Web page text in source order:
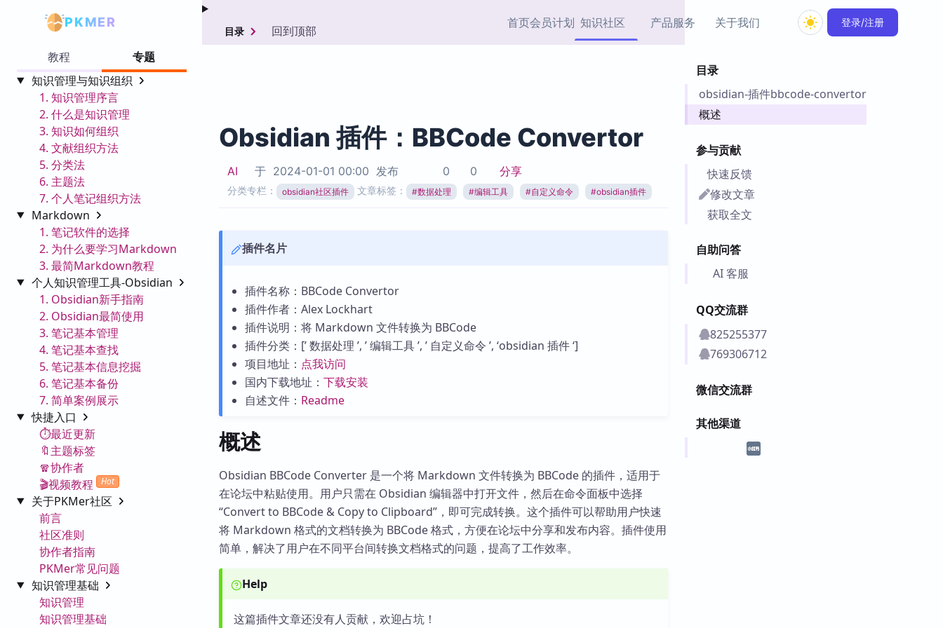
PKMER 首页会员计划 知识社区
协作者
热门链接 Top5
产品服务
载
加速访问 Obsidian 官方
市场
Obsidian 思维导图插件
插件
Zettelkasten 实践示例
Obsidian 教程
关于我们 登录/注册
教程
专题
知识管理与知识组织
1. 知识管理序言
2. 什么是知识管理
3. 知识如何组织
4. 文献组织方法
5. 分类法
6. 主题法
7. 个人笔记组织方法
Markdown
1. 笔记软件的选择
2. 为什么要学习Markdown
3. 最简Markdown教程
个人知识管理工具-Obsidian
1. Obsidian新手指南
2. Obsidian最简使用
3. 笔记基本管理
4. 笔记基本查找
5. 笔记基本信息挖掘
6. 笔记基本备份
7. 简单案例展示
快捷入口
⏱️最近更新
🔖主题标签
🧣协作者
🎬视频教程
Hot
关于PKMer社区
前言
社区准则
协作者指南
PKMer常见问题
知识管理基础
知识管理
知识管理基础
目录
obsidian-插件bbcode-convertor
概述
参与贡献
快速反馈
修改文章
获取全文
自助问答
AI 客服
QQ交流群
825255377
769306712
微信交流群
其他渠道
目录 回到顶部
Obsidian 插件：BBCode Convertor
AI 于 2024-01-01 00:00 发布 0 0 分享
分类专栏： obsidian社区插件 文章标签： #数据处理 #编辑工具 #自定义命令 #obsidian插件
插件名片
插件名称：BBCode Convertor
插件作者：Alex Lockhart
插件说明：将 Markdown 文件转换为 BBCode
插件分类：[’ 数据处理 ’, ’ 编辑工具 ’, ’ 自定义命令 ’, ‘obsidian 插件 ‘]
项目地址： 点我访问
国内下载地址： 下载安装
自述文件： Readme
概述
Obsidian BBCode Converter 是一个将 Markdown 文件转换为 BBCode 的插件，适用于
在论坛中粘贴使用。用户只需在 Obsidian 编辑器中打开文件，然后在命令面板中选择
“Convert to BBCode & Copy to Clipboard”，即可完成转换。这个插件可以帮助用户快速
将 Markdown 格式的文档转换为 BBCode 格式，方便在论坛中分享和发布内容。插件使用
简单，解决了用户在不同平台间转换文档格式的问题，提高了工作效率。
Help
这篇插件文章还没有人贡献，欢迎占坑！